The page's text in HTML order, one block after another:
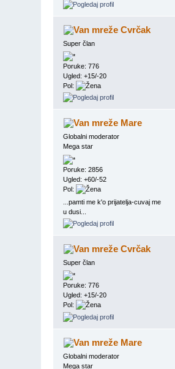
Cvrčak
Super član
Poruke: 776
Ugled: +15/-20
Pol:
Mare
Globalni moderator
Mega star
Poruke: 2856
Ugled: +60/-52
Pol:
...pamti me k'o prijatelja-cuvaj me
u dusi...
Cvrčak
Super član
Poruke: 776
Ugled: +15/-20
Pol:
Mare
Globalni moderator
Mega star